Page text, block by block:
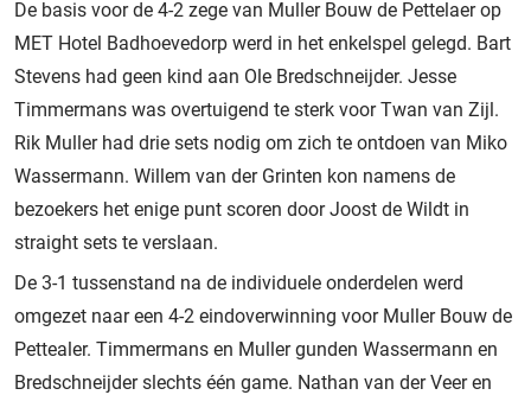
De basis voor de 4-2 zege van Muller Bouw de Pettelaer op
MET Hotel Badhoevedorp werd in het enkelspel gelegd. Bart
Stevens had geen kind aan Ole Bredschneijder. Jesse
Timmermans was overtuigend te sterk voor Twan van Zijl.
Rik Muller had drie sets nodig om zich te ontdoen van Miko
Wassermann. Willem van der Grinten kon namens de
bezoekers het enige punt scoren door Joost de Wildt in
straight sets te verslaan.
De 3-1 tussenstand na de individuele onderdelen werd
omgezet naar een 4-2 eindoverwinning voor Muller Bouw de
Pettealer. Timmermans en Muller gunden Wassermann en
Bredschneijder slechts één game. Nathan van der Veer en